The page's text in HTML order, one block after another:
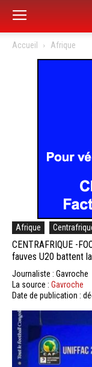
Accueil Afrique
Afrique
CENTRAFRIQUE -
fauves U20 battent
Journaliste : Gavroche
La source : Gavroche
Date de publication :